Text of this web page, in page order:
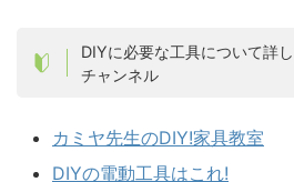
DIYに必要な工具について詳
チャンネル
カミヤ先生のDIY!家具教室
DIYの電動工具はこれ!